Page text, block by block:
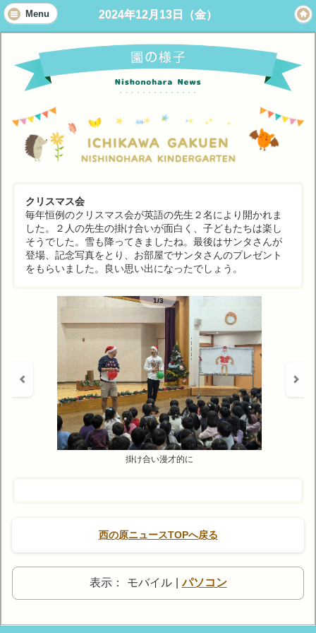
Menu 2024年12月13日（金）
クリスマス会
毎年恒例のクリスマス会が英語の先生２名により開かれま
した。２人の先生の掛け合いが面白く、子どもたちは楽し
そうでした。雪も降ってきましたね。最後はサンタさんが
登場、記念写真をとり、お部屋でサンタさんのプレゼント
をもらいました。良い思い出になったでしょう。
1/3
掛け合い漫才的に
西の原ニュースTOPへ戻る
表示： モバイル パソコン